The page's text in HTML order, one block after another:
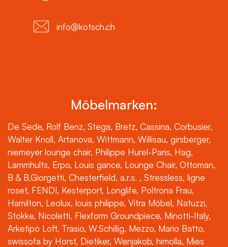
info@kotsch.ch
Möbelmarken:
De Sede, Rolf Benz, Stega, Bretz, Cassina, Corbusier,
Walter Knoll, Artanova, Wittmann, Willisau, girsberger,
niemeyer lounge chair, Philippe Hurel-Paris, Hag,
Lammhults, Erpo, Louis gance, Lounge Chair, Ottoman,
B & B,Giorgetti, Chesterfield, a.r.s. , Stressless, ligne
roset, FENDI, Kesterport, Longlife, Poltrona Frau,
Hamilton, Leolux, louis philippe, Vitra Möbel, Natuzzi,
Stokke, Nicoletti, Flexform Groundpiece, Minotti-Italy,
Arketipo Loft, Trasio, W.Schillig, Mezzo, Mario Batto,
swissofa by Horst, Dietiker, Wenjakob, himolla, Mies